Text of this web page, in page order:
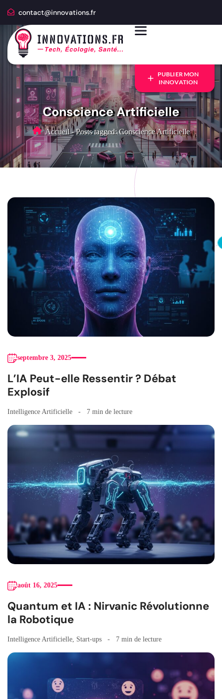
contact@innovations.fr
PUBLIER MON
INNOVATION
Conscience Artificielle
Accueil - Posts tagged: Conscience Artificielle
septembre 3, 2025
L’IA Peut-elle Ressentir ? Débat
Explosif
Intelligence Artificielle 7 min de lecture
août 16, 2025
Quantum et IA : Nirvanic Révolutionne
la Robotique
Intelligence Artificielle Start-ups 7 min de lecture